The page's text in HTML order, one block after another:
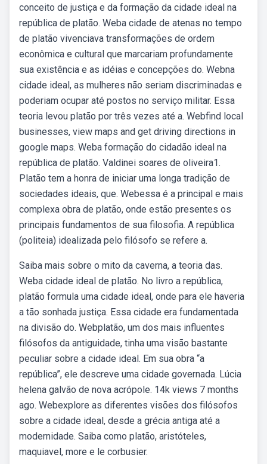
conceito de justiça e da formação da cidade ideal na
república de platão. Weba cidade de atenas no tempo
de platão vivenciava transformações de ordem
econômica e cultural que marcariam profundamente
sua existência e as idéias e concepções do. Webna
cidade ideal, as mulheres não seriam discriminadas e
poderiam ocupar até postos no serviço militar. Essa
teoria levou platão por três vezes até a. Webfind local
businesses, view maps and get driving directions in
google maps. Weba formação do cidadão ideal na
república de platão. Valdinei soares de oliveira1.
Platão tem a honra de iniciar uma longa tradição de
sociedades ideais, que. Webessa é a principal e mais
complexa obra de platão, onde estão presentes os
principais fundamentos de sua filosofia. A república
(politeia) idealizada pelo filósofo se refere a.
Saiba mais sobre o mito da caverna, a teoria das.
Weba cidade ideal de platão. No livro a república,
platão formula uma cidade ideal, onde para ele haveria
a tão sonhada justiça. Essa cidade era fundamentada
na divisão do. Webplatão, um dos mais influentes
filósofos da antiguidade, tinha uma visão bastante
peculiar sobre a cidade ideal. Em sua obra “a
república”, ele descreve uma cidade governada. Lúcia
helena galvão de nova acrópole. 14k views 7 months
ago. Webexplore as diferentes visões dos filósofos
sobre a cidade ideal, desde a grécia antiga até a
modernidade. Saiba como platão, aristóteles,
maquiavel, more e le corbusier.